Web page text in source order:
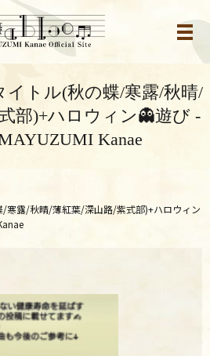
メ
イトル(秋の蝶/寒露/秋晴/
部)+ハロウィン👻遊び -
Kanae
/寒露/秋晴/薄紅葉/深山路/紫式部)+ハロウィン